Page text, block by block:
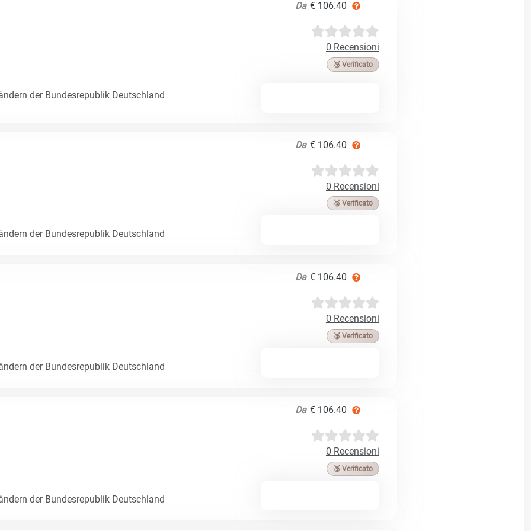
Da € 106.40
0 Recensioni
🥉 Verificato
der Bundesrepublik Deutschland
Da € 106.40
0 Recensioni
🥉 Verificato
der Bundesrepublik Deutschland
Da € 106.40
0 Recensioni
🥉 Verificato
der Bundesrepublik Deutschland
Da € 106.40
0 Recensioni
🥉 Verificato
der Bundesrepublik Deutschland